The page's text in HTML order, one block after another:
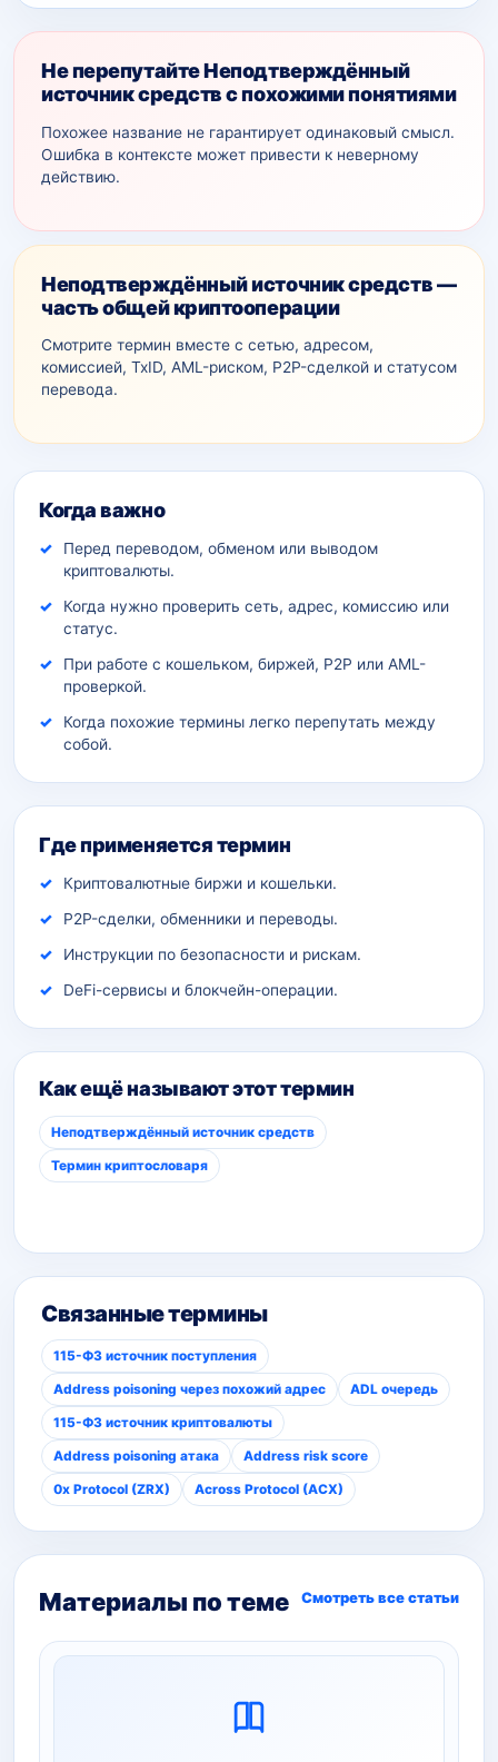
Не перепутайте Неподтверждённый
источник средств с похожими понятиями
Похожее название не гарантирует одинаковый смысл.
Ошибка в контексте может привести к неверному
действию.
Неподтверждённый источник средств —
часть общей криптооперации
Смотрите термин вместе с сетью, адресом,
комиссией, TxID, AML-рискoм, P2P-сделкой и статусом
перевода.
Дополнительный контекст
Когда важно
Перед переводом, обменом или выводом
криптовалюты.
Когда нужно проверить сеть, адрес, комиссию или
статус.
При работе с кошельком, биржей, P2P или AML-
проверкой.
Когда похожие термины легко перепутать между
собой.
Где применяется термин
Криптовалютные биржи и кошельки.
P2P-сделки, обменники и переводы.
Инструкции по безопасности и рискам.
DeFi-сервисы и блокчейн-операции.
Как ещё называют этот термин
Неподтверждённый источник средств
Термин криптословаря
Связанные термины
115-ФЗ источник поступления
Address poisoning через похожий адрес ADL очередь
115-ФЗ источник криптовалюты
Address poisoning атака Address risk score
0x Protocol (ZRX) Across Protocol (ACX)
Материалы по теме Смотреть все статьи